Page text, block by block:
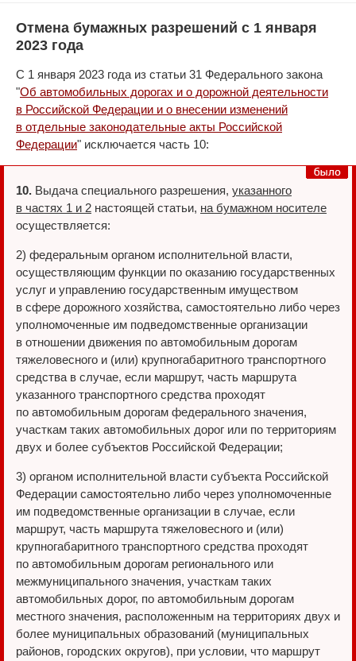
Отмена бумажных разрешений с 1 января
2023 года
С 1 января 2023 года из статьи 31 Федерального закона
"Об автомобильных дорогах и о дорожной деятельности
в Российской Федерации и о внесении изменений
в отдельные законодательные акты Российской
Федерации" исключается часть 10:
10. Выдача специального разрешения, указанного
в частях 1 и 2 настоящей статьи, на бумажном носителе
осуществляется:
2) федеральным органом исполнительной власти,
осуществляющим функции по оказанию государственных
услуг и управлению государственным имуществом
в сфере дорожного хозяйства, самостоятельно либо через
уполномоченные им подведомственные организации
в отношении движения по автомобильным дорогам
тяжеловесного и (или) крупногабаритного транспортного
средства в случае, если маршрут, часть маршрута
указанного транспортного средства проходят
по автомобильным дорогам федерального значения,
участкам таких автомобильных дорог или по территориям
двух и более субъектов Российской Федерации;
3) органом исполнительной власти субъекта Российской
Федерации самостоятельно либо через уполномоченные
им подведомственные организации в случае, если
маршрут, часть маршрута тяжеловесного и (или)
крупногабаритного транспортного средства проходят
по автомобильным дорогам регионального или
межмуниципального значения, участкам таких
автомобильных дорог, по автомобильным дорогам
местного значения, расположенным на территориях двух и
более муниципальных образований (муниципальных
районов, городских округов), при условии, что маршрут